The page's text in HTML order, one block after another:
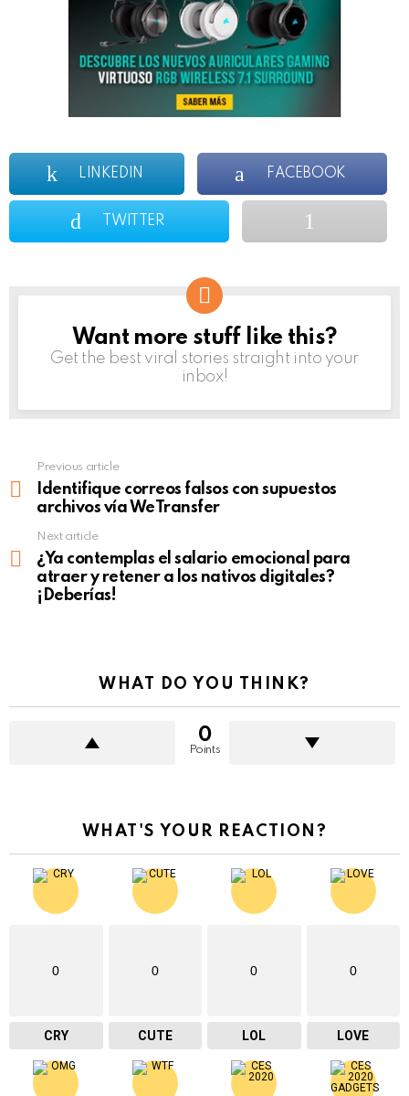
LINKEDIN FACEBOOK
TWITTER
NEWSLETTER
Want more stuff like this?
Get the best viral stories straight into your
inbox!
more
Previous article
Identifique correos falsos con supuestos
archivos vía WeTransfer
Next article
¿Ya contemplas el salario emocional para
atraer y retener a los nativos digitales?
¡Deberías!
WHAT DO YOU THINK?
0
Points
WHAT'S YOUR REACTION?
0
CRY
0
CUTE
0
LOL
0
LOVE